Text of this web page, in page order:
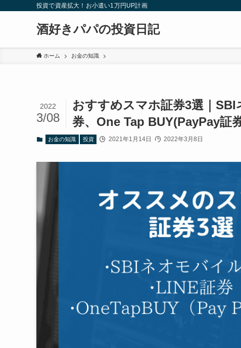
投資で資産拡大！お小遣い1万円UP計画
酒好きパパの投資日記
ホーム お金の知識
おすすめスマホ証券3選｜
券、One Tap BUY(PayPay証
2022
3/08
お金の知識 投資 2021年1月14日 2022年3月8日